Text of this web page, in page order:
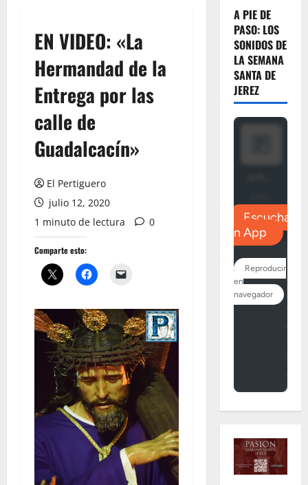
EN VIDEO: «La
Hermandad de la
Entrega por las
calle de
Guadalcacín»
El Pertiguero
julio 12, 2020
1 minuto de lectura
0
Comparte esto:
A PIE DE
PASO: LOS
SONIDOS DE
LA SEMANA
SANTA DE
JEREZ